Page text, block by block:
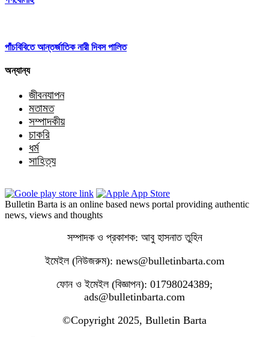
পাঁচবিবিতে আন্তর্জাতিক নারী দিবস পালিত
অন্যান্য
জীবনযাপন
মতামত
সম্পাদকীয়
চাকরি
ধর্ম
সাহিত্য
Bulletin Barta is an online based news portal providing authentic
news, views and thoughts
সম্পাদক ও প্রকাশক: আবু হাসনাত তুহিন
ইমেইল (নিউজরুম): news@bulletinbarta.com
ফোন ও ইমেইল (বিজ্ঞাপন): 01798024389;
ads@bulletinbarta.com
©️Copyright 2025, Bulletin Barta